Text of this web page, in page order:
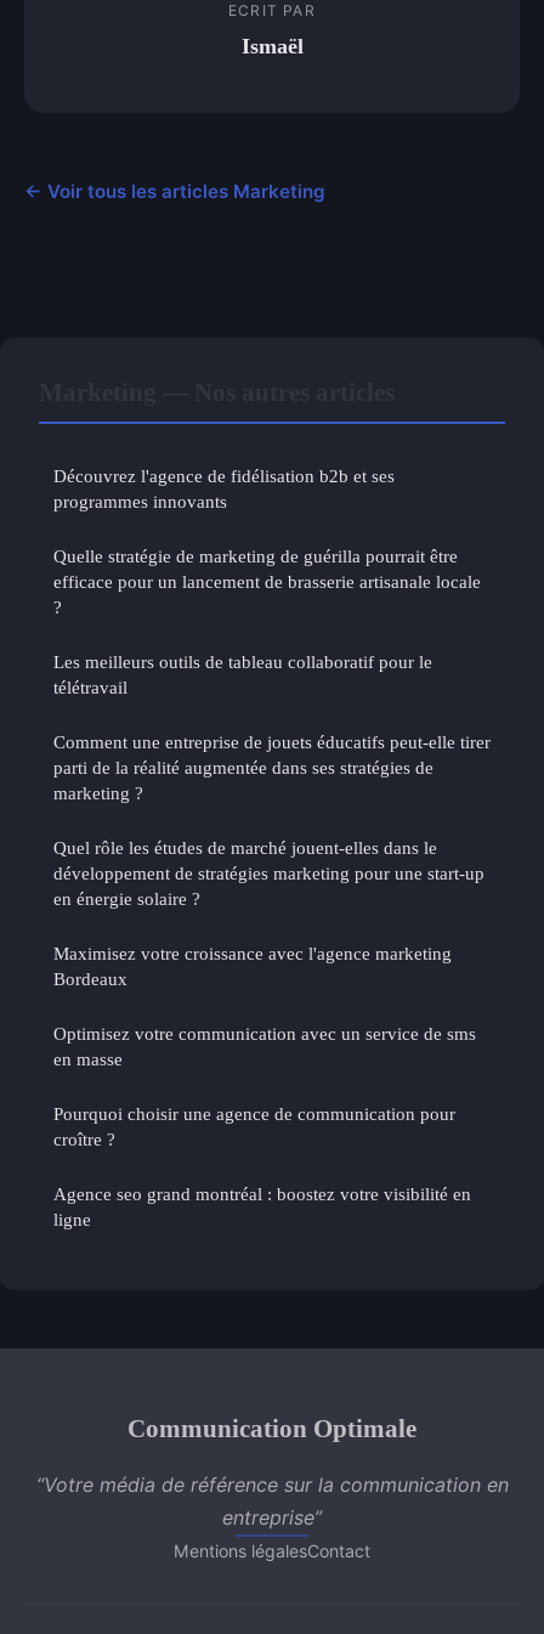
ECRIT PAR
Ismaël
← Voir tous les articles Marketing
Découvrez l'agence de fidélisation b2b et ses
programmes innovants
Quelle stratégie de marketing de guérilla pourrait être
efficace pour un lancement de brasserie artisanale locale
?
Les meilleurs outils de tableau collaboratif pour le
télétravail
Comment une entreprise de jouets éducatifs peut-elle tirer
parti de la réalité augmentée dans ses stratégies de
marketing ?
Quel rôle les études de marché jouent-elles dans le
développement de stratégies marketing pour une start-up
en énergie solaire ?
Maximisez votre croissance avec l'agence marketing
Bordeaux
Optimisez votre communication avec un service de sms
en masse
Pourquoi choisir une agence de communication pour
croître ?
Agence seo grand montréal : boostez votre visibilité en
ligne
Communication Optimale
“Votre média de référence sur la communication en
entreprise”
Mentions légalesContact